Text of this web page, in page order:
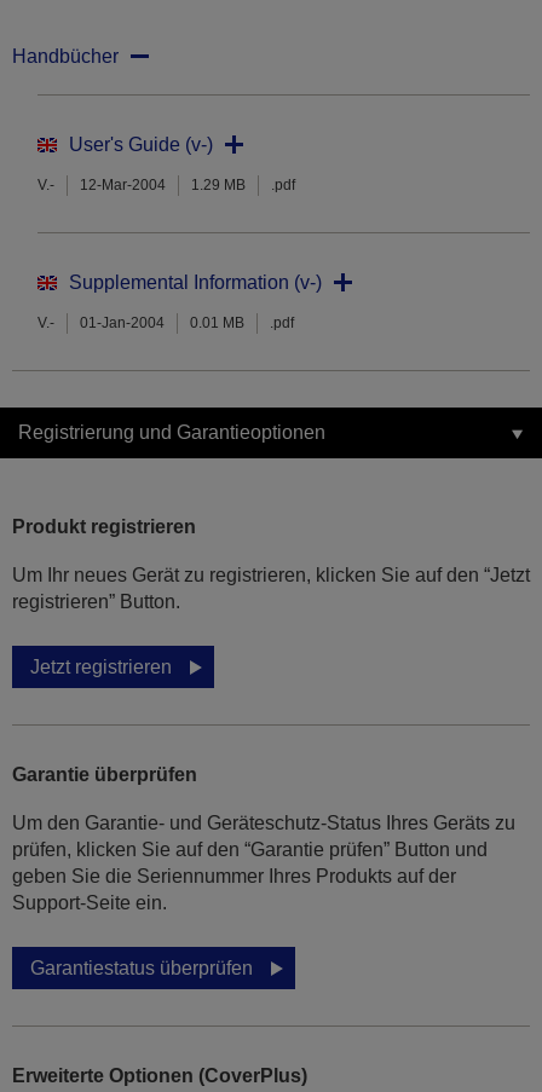
Handbücher
User's Guide (v-)
V.- 12-Mar-2004 1.29 MB .pdf
Supplemental Information (v-)
V.- 01-Jan-2004 0.01 MB .pdf
Registrierung und Garantieoptionen
Produkt registrieren
Um Ihr neues Gerät zu registrieren, klicken Sie auf den “Jetzt
registrieren” Button.
Jetzt registrieren
Garantie überprüfen
Um den Garantie- und Geräteschutz-Status Ihres Geräts zu
prüfen, klicken Sie auf den “Garantie prüfen” Button und
geben Sie die Seriennummer Ihres Produkts auf der
Support-Seite ein.
Garantiestatus überprüfen
Erweiterte Optionen (CoverPlus)